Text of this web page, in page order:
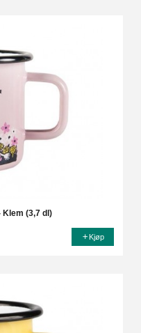
(3,7 dl)
Kjøp